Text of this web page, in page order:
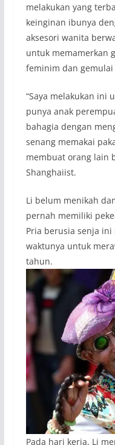
melakukan yang
keinginan ibunya
aksesori wanita
untuk memamerkan
feminim dan
“Saya melakukan ini
punya anak
bahagia dengan
senang memakai
membuat orang lain
Shanghaiist.
Li belum menikah
pernah memiliki
Pria berusia senja
waktunya untuk
tahun.
Pada hari kerja, Li